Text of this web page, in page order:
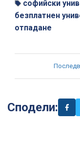
софийски
безплатнен
отпадане
Сподели: